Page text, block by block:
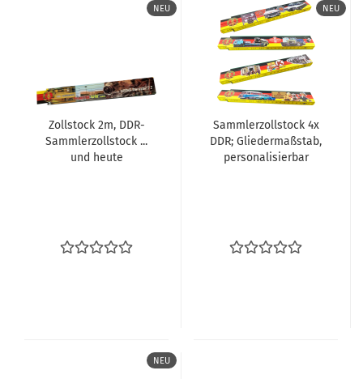
NEU
Zoll­stock 2m, DDR-​
Samml­erzoll­stock ...
und heute
NEU
Samml­er­zoll­stock 4x
DDR; Glie­der­maß­stab,
per­so­na­li­sier­bar
NEU